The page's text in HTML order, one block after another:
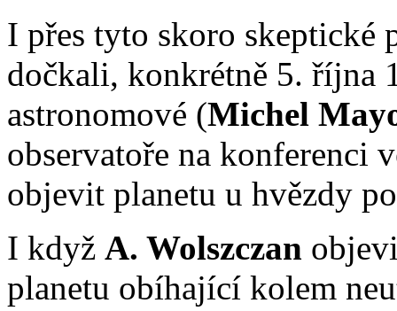
I přes tyto skoro skeptické
dočkali, konkrétně 5. října
astronomové (Michel
observatoře na konferenci
objevit planetu u hvězdy
I když A. Wolszczan
planetu obíhající kolem